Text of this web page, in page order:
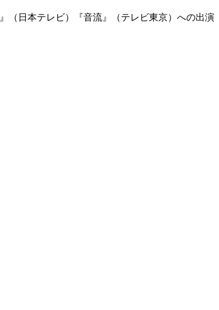
（日本テレビ）『音流』（テレビ東京）への出演